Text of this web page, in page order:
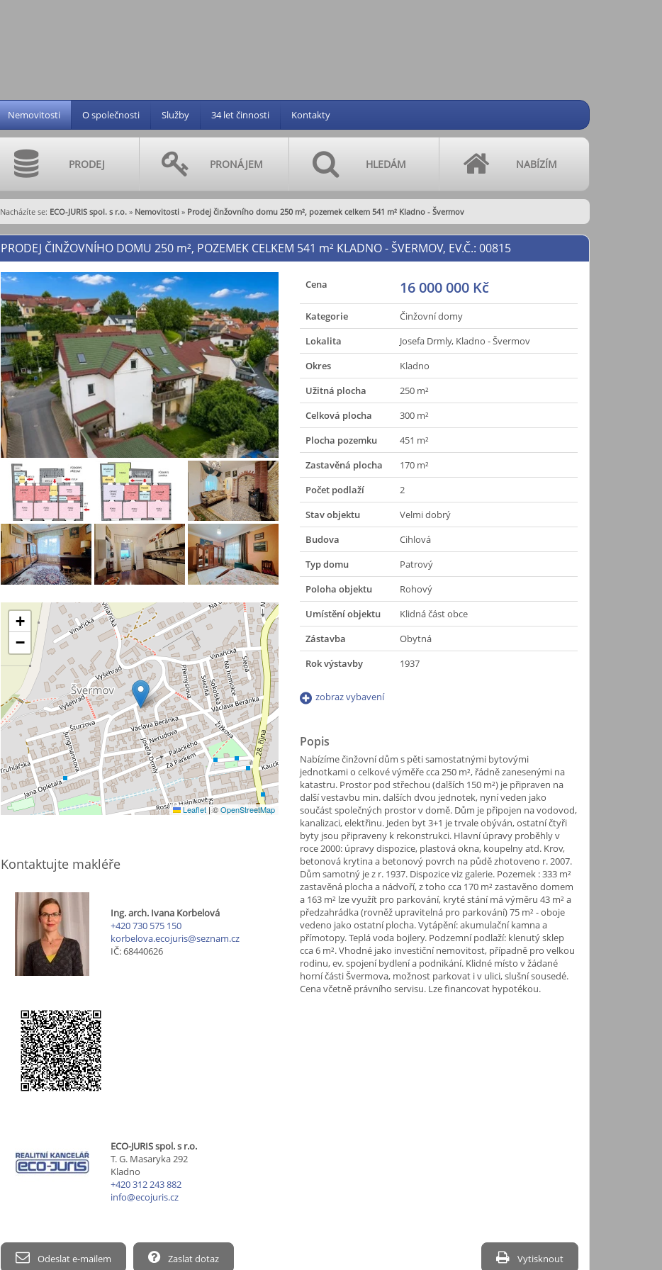
Nemovitosti O společnosti Služby 34 let činnosti Kontakty
PRODEJ PRONÁJEM HLEDÁM NABÍZÍM
Nacházíte se: ECO-JURIS spol. s r.o. » Nemovitosti » Prodej činžovního domu 250 m², pozemek celkem 541 m² Kladno - Švermov
PRODEJ ČINŽOVNÍHO DOMU 250 m², POZEMEK CELKEM 541 m² KLADNO - ŠVERMOV, EV.Č.: 00815
+
−
Leaflet |©OpenStreetMap
Kontaktujte makléře
Ing. arch. Ivana Korbelová
+420 730 575 150
korbelova.ecojuris@seznam.cz
IČ: 68440626
ECO-JURIS spol. s r.o.
T. G. Masaryka 292
Kladno
+420 312 243 882
info@ecojuris.cz
Cena 16 000 000 Kč
Kategorie
Činžovní domy
Lokalita
Josefa Drmly, Kladno - Švermov
Okres
Kladno
Užitná plocha
250 m²
Celková plocha
300 m²
Plocha pozemku
451 m²
Zastavěná plocha
170 m²
Počet podlaží
2
Stav objektu
Velmi dobrý
Budova
Cihlová
Typ domu
Patrový
Poloha objektu
Rohový
Umístění objektu
Klidná část obce
Zástavba
Obytná
Rok výstavby
1937
zobraz vybavení
Popis
Nabízíme činžovní dům s pěti samostatnými bytovými
jednotkami o celkové výměře cca 250 m², řádně zanesenými na
katastru. Prostor pod střechou (dalších 150 m²) je připraven na
další vestavbu min. dalších dvou jednotek, nyní veden jako
součást společných prostor v domě. Dům je připojen na vodovod,
kanalizaci, elektřinu. Jeden byt 3+1 je trvale obýván, ostatní čtyři
byty jsou připraveny k rekonstrukci. Hlavní úpravy proběhly v
roce 2000: úpravy dispozice, plastová okna, koupelny atd. Krov,
betonová krytina a betonový povrch na půdě zhotoveno r. 2007.
Dům samotný je z r. 1937. Dispozice viz galerie. Pozemek : 333 m²
zastavěná plocha a nádvoří, z toho cca 170 m² zastavěno domem
a 163 m² lze využít pro parkování, kryté stání má výměru 43 m² a
předzahrádka (rovněž upravitelná pro parkování) 75 m² - oboje
vedeno jako ostatní plocha. Vytápění: akumulační kamna a
přímotopy. Teplá voda bojlery. Podzemní podlaží: klenutý sklep
cca 6 m². Vhodné jako investiční nemovitost, případně pro velkou
rodinu, ev. spojení bydlení a podnikání. Klidné místo v žádané
horní části Švermova, možnost parkovat i v ulici, slušní sousedé.
Cena včetně právního servisu. Lze financovat hypotékou.
Odeslat e-mailem Zaslat dotaz Vytisknout